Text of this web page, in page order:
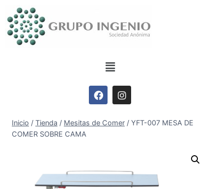
Inicio / Tienda / Mesitas de Comer / YFT-007 MESA DE
COMER SOBRE CAMA